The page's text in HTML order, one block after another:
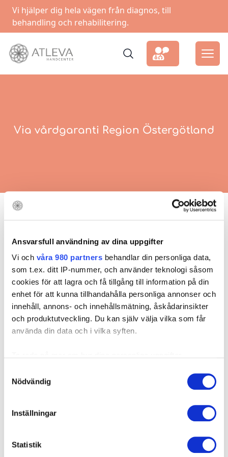
Ansvarsfull användning av dina uppgifter
Vi och våra 980 partners behandlar din personliga data,
som t.ex. ditt IP-nummer, och använder teknologi såsom
cookies för att lagra och få tillgång till information på din
enhet för att kunna tillhandahålla personliga annonser och
innehåll, annons- och innehållsmätning, åskådarinsikter
och produktutveckling. Du kan själv välja vilka som får
använda din data och i vilka syften.
Du kan ändra eller dra tillbaka ditt samtycke när som
Vi använder enhetsidentifierare för att anpassa innehållet
för sociala medier och analysera vår trafik. Vi
vidarebefordrar även sådana identifierare och annan
Nödvändig
Inställningar
Statistik
Vi hjälper dig hela vägen från diagnos, till
behandling och rehabilitering.
Via vårdgaranti Region Östergötland
Du som står i vårdkö inom ortopedi-handkirurgi har
Linköping via vårt vårdavtal med;Region Skåne
2023-POL000158-11.Region Värmland, Avtalsnr:
RS/252384.Region Örebro , Avtalsnr: RS/252384.
Kontakta Vårdgaranti/valfrihetskoordinatorn i din region för
mer information.
Läs mer på:
http://www.1177.se/Ostergotland/Regler-och-
rattigheter/Vardgarantier/#section-6
post:vardlotsen@regionostergotland.se
på webbplatsen